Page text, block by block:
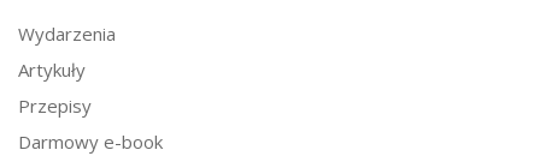
Wydarzenia
Artykuły
Przepisy
Darmowy e-book